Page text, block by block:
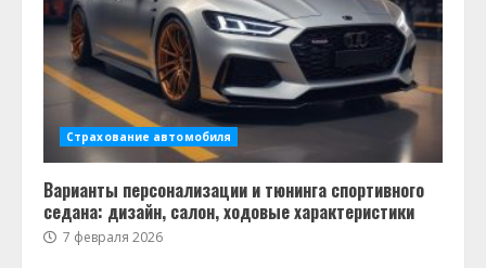
Страхование автомобиля
Варианты персонализации и тюнинга спортивного
седана: дизайн, салон, ходовые характеристики
7 февраля 2026